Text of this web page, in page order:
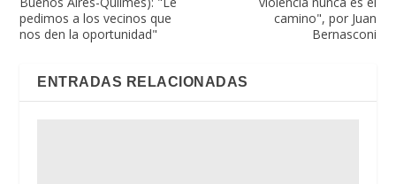
pedimos a los vecinos que
nos den la oportunidad"
camino", por Juan
Bernasconi
ENTRADAS RELACIONADAS